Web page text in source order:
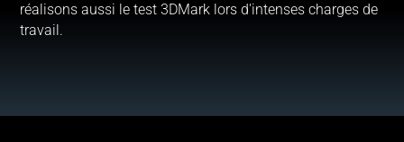
réalisons aussi le test 3DMark lors d'intenses charges de
travail.